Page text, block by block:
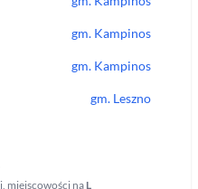
gm. Kampinos
gm. Kampinos
gm. Leszno
, miejscowości na L